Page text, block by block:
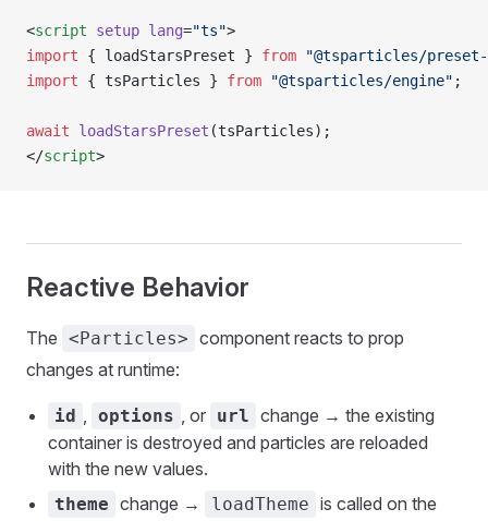
<script setup lang="ts">
import { loadStarsPreset } from "@tsparticles/
import { tsParticles } from "@tsparticles/engine" ;
await loadStarsPreset (tsParticles);
</script>
Reactive Behavior
The <Particles> component reacts to prop
changes at runtime:
id options , or url change → the existing
container is destroyed and particles are reloaded
with the new values.
theme change → loadTheme is called on the